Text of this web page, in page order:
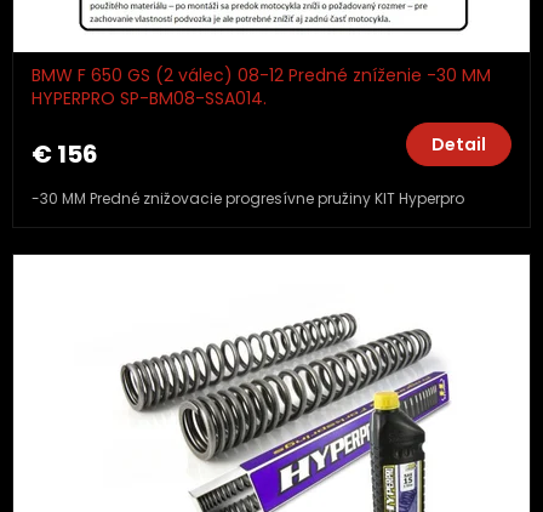
BMW F 650 GS (2 válec) 08-12 Predné zníženie -30 MM
HYPERPRO SP-BM08-SSA014.
€ 156 Detail
-30 MM Predné znižovacie progresívne pružiny KIT Hyperpro